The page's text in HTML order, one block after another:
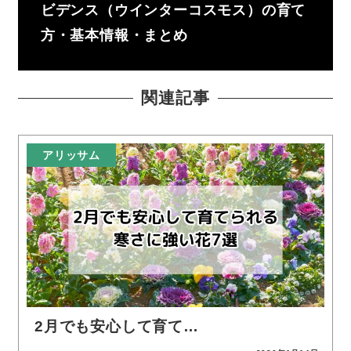
ビデンス（ウインターコスモス）の育て
方・基本情報・まとめ
関連記事
アリッサム
2月でも安心して育て…